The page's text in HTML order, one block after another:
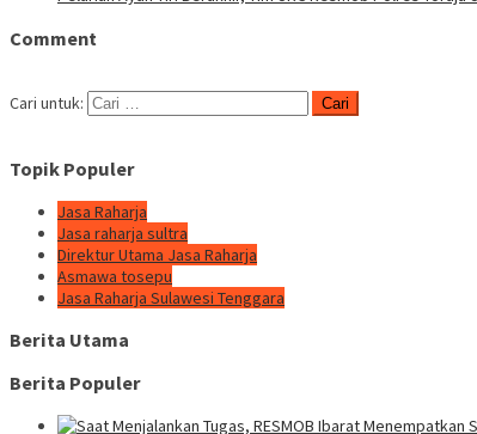
Comment
Cari untuk:
Topik Populer
Jasa Raharja
Jasa raharja sultra
Direktur Utama Jasa Raharja
Asmawa tosepu
Jasa Raharja Sulawesi Tenggara
Berita Utama
Berita Populer